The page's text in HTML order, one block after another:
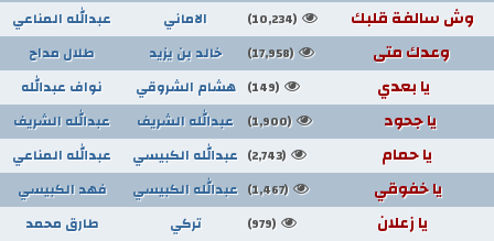
وش سالفة قلبك (10,234) الاماني عبدالله المناعي
وعدك متى (17,958) خالد بن يزيد طلال مداح
يا بعدي (149) هشام الشروقي نواف عبدالله
يا جحود (1,900) عبدالله الشريف عبدالله الشريف
يا حمام (2,743) عبدالله الكبيسي عبدالله المناعي
يا خفوقي (1,467) عبدالله الكبيسي فهد الكبيسي
يا زعلان (979) تركي طارق محمد